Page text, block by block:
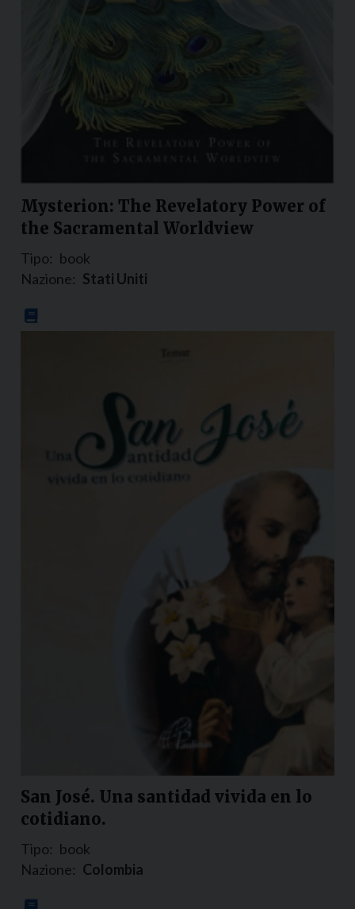
Mysterion: The Revelatory Power of
the Sacramental Worldview
Tipo: book
Nazione: Stati Uniti
San José. Una santidad vivida en lo
cotidiano.
Tipo: book
Nazione: Colombia